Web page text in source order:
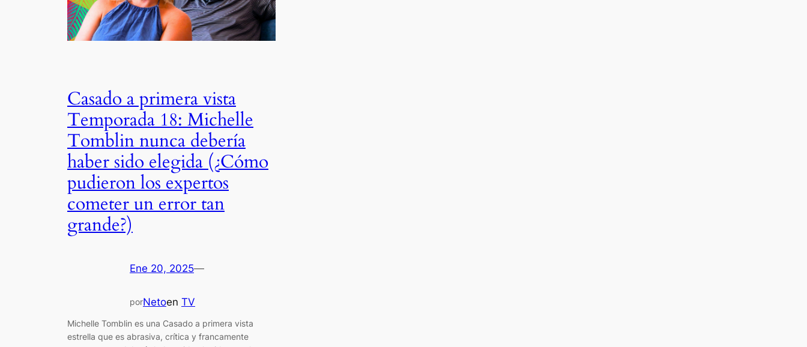
Casado a primera vista
Temporada 18: Michelle
Tomblin nunca debería
haber sido elegida (¿Cómo
pudieron los expertos
cometer un error tan
grande?)
Ene 20, 2025—
porNetoen TV
Michelle Tomblin es una Casado a primera vista
estrella que es abrasiva, crítica y francamente